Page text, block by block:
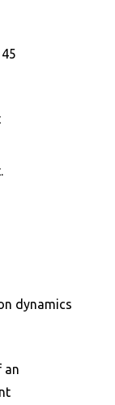
dynamics
an